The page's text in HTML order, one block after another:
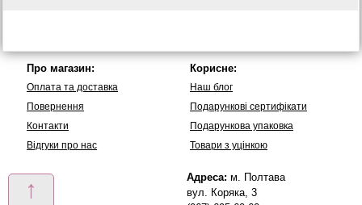
↑
Про магазин:
Оплата та доставка
Повернення
Контакти
Вiдгуки про нас
Корисне:
Наш блог
Подарункові сертифікати
Подарункова упаковка
Товари з уцінкою
Адреса: м. Полтава
вул. Коряка, 3